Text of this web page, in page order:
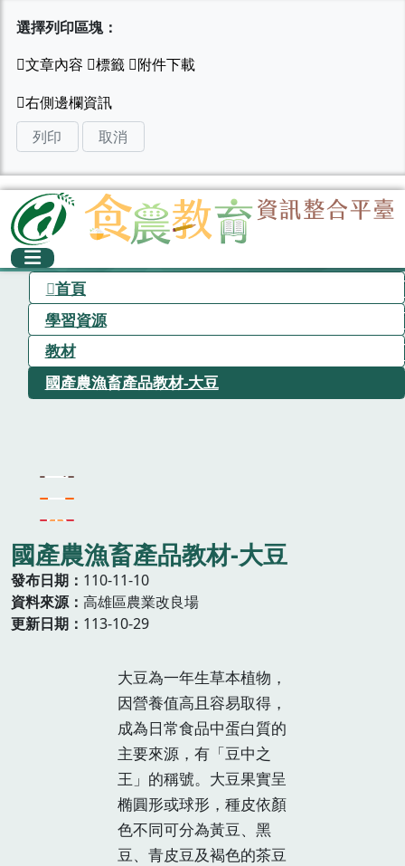
選擇列印區塊：
列印 取消
首頁
學習資源
教材
國產農漁畜產品教材-大豆
國產農漁畜產品教材-大豆
發布日期
110-11-10
資料來源
高雄區農業改良場
更新日期
113-10-29
大豆為一年生草本植物，
因營養值高且容易取得，
成為日常食品中蛋白質的
主要來源，有「豆中之
王」的稱號。大豆果實呈
椭圓形或球形，種皮依顏
色不同可分為黃豆、黑
豆、青皮豆及褐色的茶豆